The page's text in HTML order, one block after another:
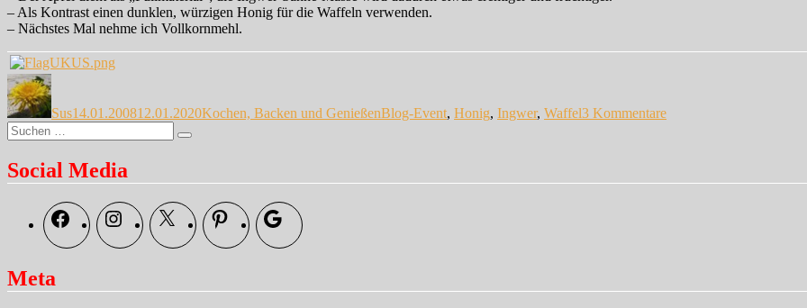
– Als Kontrast einen dunklen, würzigen Honig für die Waffeln verwenden.
– Nächstes Mal nehme ich Vollkornmehl.
Autor
Sus14.01.200812.01.2020Kochen, Backen und GenießenBlog-Event, Honig, Ingwer, Waffel3 Kommentare…
Suche
nach:
Suchen
Social Media
FacebookInstagramX Pinterest Google
Meta